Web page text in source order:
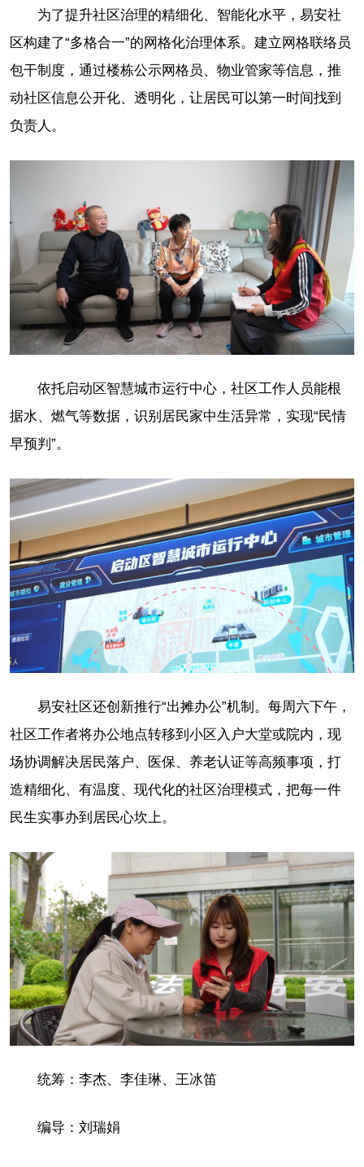
为了提升社区治理的精细化、智能化水平，易安社
区构建了“多格合一”的网格化治理体系。建立网格联络员
包干制度，通过楼栋公示网格员、物业管家等信息，推
动社区信息公开化、透明化，让居民可以第一时间找到
负责人。
依托启动区智慧城市运行中心，社区工作人员能根
据水、燃气等数据，识别居民家中生活异常，实现“民情
早预判”。
易安社区还创新推行“出摊办公”机制。每周六下午，
社区工作者将办公地点转移到小区入户大堂或院内，现
场协调解决居民落户、医保、养老认证等高频事项，打
造精细化、有温度、现代化的社区治理模式，把每一件
民生实事办到居民心坎上。
统筹：李杰、李佳琳、王冰笛
编导：刘瑞娟